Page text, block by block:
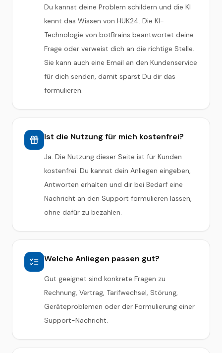
Du kannst deine Problem schildern und die KI
kennt das Wissen von HUK24. Die KI-
Technologie von botBrains beantwortet deine
Frage oder verweist dich an die richtige Stelle.
Sie kann auch eine Email an den Kundenservice
für dich senden, damit sparst Du dir das
formulieren.
Ist die Nutzung für mich kostenfrei?
Ja. Die Nutzung dieser Seite ist für Kunden
kostenfrei. Du kannst dein Anliegen eingeben,
Antworten erhalten und dir bei Bedarf eine
Nachricht an den Support formulieren lassen,
ohne dafür zu bezahlen.
Welche Anliegen passen gut?
Gut geeignet sind konkrete Fragen zu
Rechnung, Vertrag, Tarifwechsel, Störung,
Geräteproblemen oder der Formulierung einer
Support-Nachricht.